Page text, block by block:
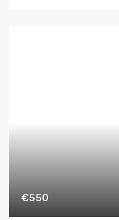
€550